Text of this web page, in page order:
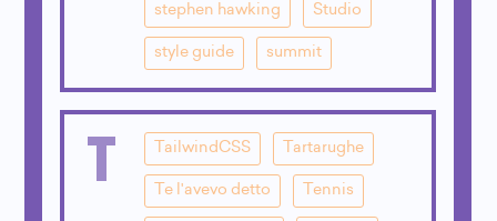
stephen hawking Studio
style guide summit
T TailwindCSS Tartarughe
Te l'avevo detto Tennis